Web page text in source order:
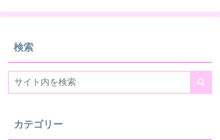
検索
カテゴリー